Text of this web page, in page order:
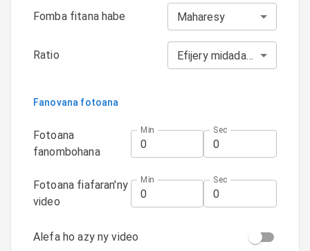
Fomba fitana habe Maharesy
Ratio Efijery midadasika [16:9]
Fanovana fotoana
Fotoana
fanombohana
Min Sec
Fotoana fiafaran'ny
video
Min Sec
Alefa ho azy ny video